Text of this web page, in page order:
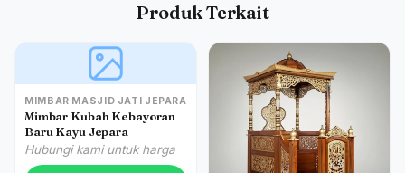
Produk Terkait
MIMBAR MASJID JATI JEPARA
Mimbar Kubah Kebayoran
Baru Kayu Jepara
Hubungi kami untuk harga